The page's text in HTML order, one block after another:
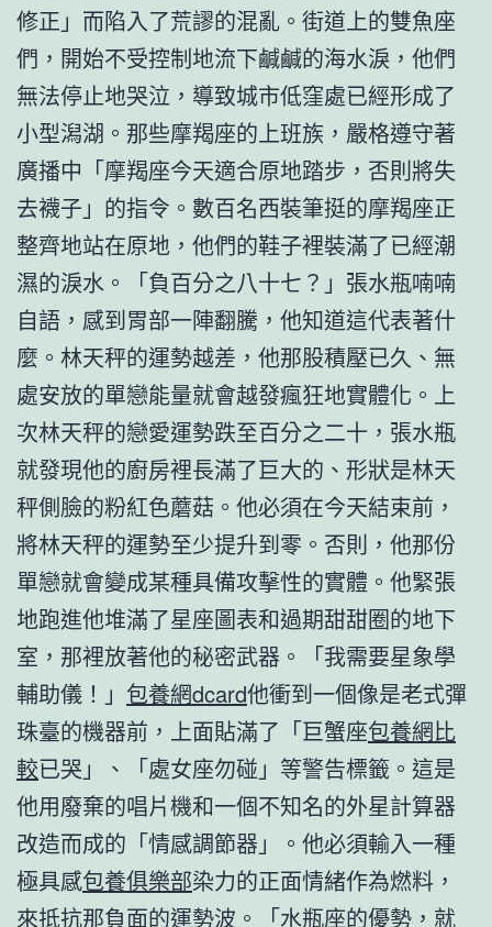
修正」而陷入了荒謬的混亂。街道上的雙魚座
們，開始不受控制地流下鹹鹹的海水淚，他們
無法停止地哭泣，導致城市低窪處已經形成了
小型潟湖。那些摩羯座的上班族，嚴格遵守著
廣播中「摩羯座今天適合原地踏步，否則將失
去襪子」的指令。數百名西裝筆挺的摩羯座正
整齊地站在原地，他們的鞋子裡裝滿了已經潮
濕的淚水。「負百分之八十七？」張水瓶喃喃
自語，感到胃部一陣翻騰，他知道這代表著什
麼。林天秤的運勢越差，他那股積壓已久、無
處安放的單戀能量就會越發瘋狂地實體化。上
次林天秤的戀愛運勢跌至百分之二十，張水瓶
就發現他的廚房裡長滿了巨大的、形狀是林天
秤側臉的粉紅色蘑菇。他必須在今天結束前，
將林天秤的運勢至少提升到零。否則，他那份
單戀就會變成某種具備攻擊性的實體。他緊張
地跑進他堆滿了星座圖表和過期甜甜圈的地下
室，那裡放著他的秘密武器。「我需要星象學
輔助儀！」 包養網dcard他衝到一個像是老式彈
珠臺的機器前，上面貼滿了「巨蟹座包養網比
較已哭」、「處女座勿碰」等警告標籤。這是
他用廢棄的唱片機和一個不知名的外星計算器
改造而成的「情感調節器」。他必須輸入一種
極具感包養俱樂部染力的正面情緒作為燃料，
來抵抗那負面的運勢波。「水瓶座的優勢，就